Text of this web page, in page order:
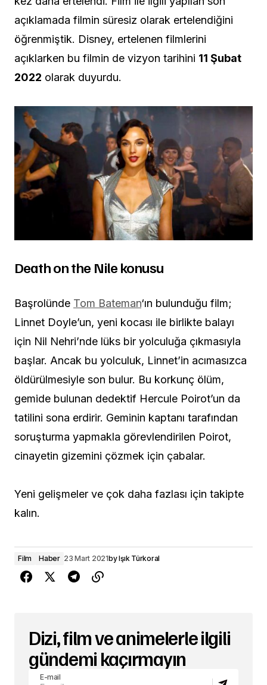
açıklamada filmin süresiz olarak ertelendiğini
öğrenmiştik. Disney, ertelenen filmlerini
açıklarken bu filmin de vizyon tarihini 11 Şubat
2022 olarak duyurdu.
Death on the Nile konusu
Başrolünde Tom Bateman‘ın bulunduğu film;
Linnet Doyle’un, yeni kocası ile birlikte balayı
için Nil Nehri’nde lüks bir yolculuğa çıkmasıyla
başlar. Ancak bu yolculuk, Linnet’in acımasızca
öldürülmesiyle son bulur. Bu korkunç ölüm,
gemide bulunan dedektif Hercule Poirot’un da
tatilini sona erdirir. Geminin kaptanı tarafından
soruşturma yapmakla görevlendirilen Poirot,
cinayetin gizemini çözmek için çabalar.
Yeni gelişmeler ve çok daha fazlası için takipte
kalın.
Film Haber 23 Mart 2021byIşık Türkoral
Dizi, film ve animelerle ilgili
gündemi kaçırmayın
E-mail